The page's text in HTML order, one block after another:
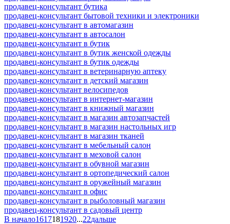
продавец-консультант бутика
продавец-консультант бытовой техники и электроники
продавец-консультант в автомагазин
продавец-консультант в автосалон
продавец-консультант в бутик
продавец-консультант в бутик женской одежды
продавец-консультант в бутик одежды
продавец-консультант в ветеринарную аптеку
продавец-консультант в детский магазин
продавец-консультант велосипедов
продавец-консультант в интернет-магазин
продавец-консультант в книжный магазин
продавец-консультант в магазин автозапчастей
продавец-консультант в магазин настольных игр
продавец-консультант в магазин тканей
продавец-консультант в мебельный салон
продавец-консультант в меховой салон
продавец-консультант в обувной магазин
продавец-консультант в ортопедический салон
продавец-консультант в оружейный магазин
продавец-консультант в офис
продавец-консультант в рыболовный магазин
продавец-консультант в садовый центр
В начало1617181920...22дальше